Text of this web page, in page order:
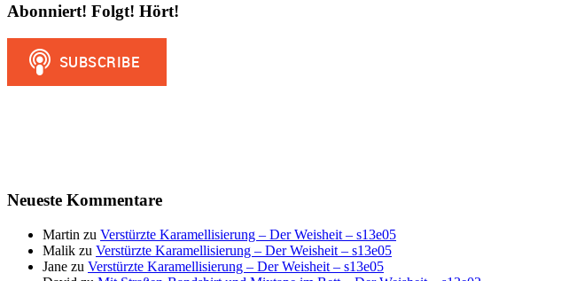
Abonniert! Folgt! Hört!
Neueste Kommentare
Martin zu Verstürzte Karamellisierung – Der Weisheit – s13e05
Malik zu Verstürzte Karamellisierung – Der Weisheit – s13e05
Jane zu Verstürzte Karamellisierung – Der Weisheit – s13e05